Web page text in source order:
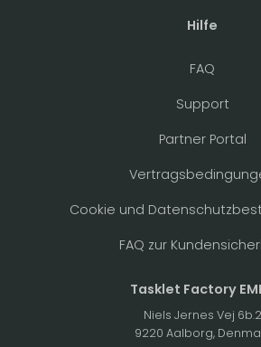
Hilfe
FAQ
Support
Partner Portal
Cookie und
FAQ zur
Tasklet Factory
Niels Jernes Vej 6b.2
9220 Aalborg,